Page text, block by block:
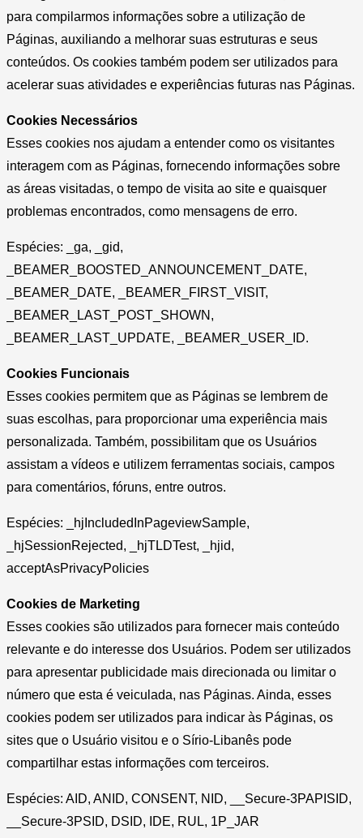
para compilarmos informações sobre a utilização de
Páginas, auxiliando a melhorar suas estruturas e seus
conteúdos. Os cookies também podem ser utilizados para
acelerar suas atividades e experiências futuras nas Páginas.
Cookies Necessários
Esses cookies nos ajudam a entender como os visitantes
interagem com as Páginas, fornecendo informações sobre
as áreas visitadas, o tempo de visita ao site e quaisquer
problemas encontrados, como mensagens de erro.
Espécies: _ga, _gid,
_BEAMER_BOOSTED_ANNOUNCEMENT_DATE,
_BEAMER_DATE, _BEAMER_FIRST_VISIT,
_BEAMER_LAST_POST_SHOWN,
_BEAMER_LAST_UPDATE, _BEAMER_USER_ID.
Cookies Funcionais
Esses cookies permitem que as Páginas se lembrem de
suas escolhas, para proporcionar uma experiência mais
personalizada. Também, possibilitam que os Usuários
assistam a vídeos e utilizem ferramentas sociais, campos
para comentários, fóruns, entre outros.
Espécies: _hjIncludedInPageviewSample,
_hjSessionRejected, _hjTLDTest, _hjid,
acceptAsPrivacyPolicies
Cookies de Marketing
Esses cookies são utilizados para fornecer mais conteúdo
relevante e do interesse dos Usuários. Podem ser utilizados
para apresentar publicidade mais direcionada ou limitar o
número que esta é veiculada, nas Páginas. Ainda, esses
cookies podem ser utilizados para indicar às Páginas, os
sites que o Usuário visitou e o Sírio-Libanês pode
compartilhar estas informações com terceiros.
Espécies: AID, ANID, CONSENT, NID, __Secure-3PAPISID,
__Secure-3PSID, DSID, IDE, RUL, 1P_JAR